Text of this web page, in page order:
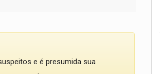
e é presumida sua